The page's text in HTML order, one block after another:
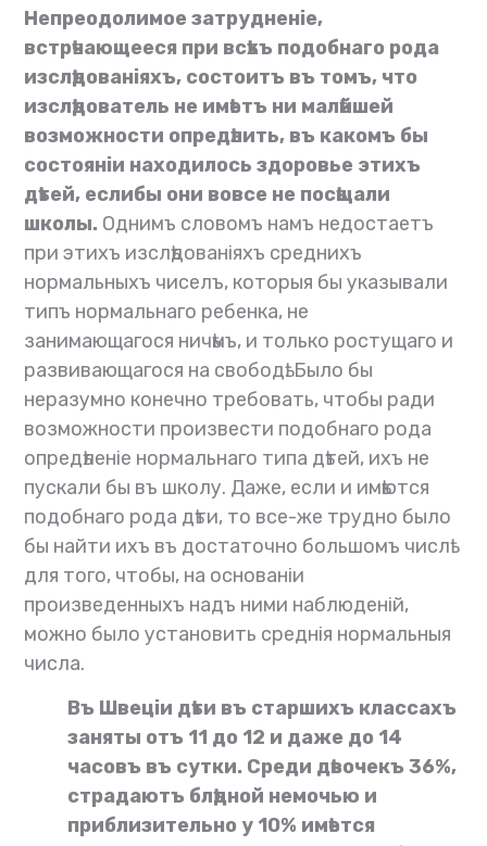
Непреодолимое затрудненіе,
встрѣчающееся при всѣхъ подобнаго рода
изслѣдованіяхъ, состоитъ въ томъ, что
изслѣдователь не имѣетъ ни малѣйшей
возможности опредѣлить, въ какомъ бы
состояніи находилось здоровье этихъ
дѣтей, еслибы они вовсе не посѣщали
школы. Однимъ словомъ намъ недостаетъ
при этихъ изслѣдованіяхъ среднихъ
нормальныхъ чиселъ, которыя бы указывали
типъ нормальнаго ребенка, не
занимающагося ничѣмъ, и только ростущаго и
развивающагося на свободѣ. Было бы
неразумно конечно требовать, чтобы ради
возможности произвести подобнаго рода
опредѣленіе нормальнаго типа дѣтей, ихъ не
пускали бы въ школу. Даже, если и имѣются
подобнаго рода дѣти, то все-же трудно было
бы найти ихъ въ достаточно большомъ числѣ
для того, чтобы, на основаніи
произведенныхъ надъ ними наблюденій,
можно было установить среднія нормальныя
числа.
Въ Швеціи дѣти въ старшихъ классахъ
заняты отъ 11 до 12 и даже до 14
часовъ въ сутки. Среди дѣвочекъ 36%,
страдаютъ блѣдной немочью и
приблизительно у 10% имѣется